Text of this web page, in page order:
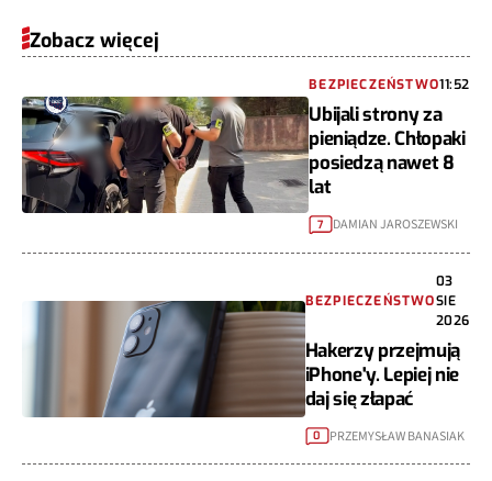
Zobacz więcej
BEZPIECZEŃSTWO11:52
Ubijali strony za
pieniądze. Chłopaki
posiedzą nawet 8
lat
7 DAMIAN JAROSZEWSKI
BEZPIECZEŃSTWO
03
SIE
2026
Hakerzy przejmują
iPhone'y. Lepiej nie
daj się złapać
0 PRZEMYSŁAW BANASIAK